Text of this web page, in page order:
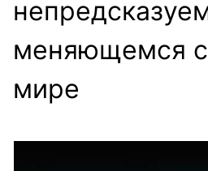
меняющемся
мире